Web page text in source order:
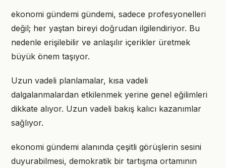
ekonomi gündemi gündemi, sadece profesyonelleri
değil; her yaştan bireyi doğrudan ilgilendiriyor. Bu
nedenle erişilebilir ve anlaşılır içerikler üretmek
büyük önem taşıyor.
Uzun vadeli planlamalar, kısa vadeli
dalgalanmalardan etkilenmek yerine genel eğilimleri
dikkate alıyor. Uzun vadeli bakış kalıcı kazanımlar
sağlıyor.
ekonomi gündemi alanında çeşitli görüşlerin sesini
duyurabilmesi, demokratik bir tartışma ortamının